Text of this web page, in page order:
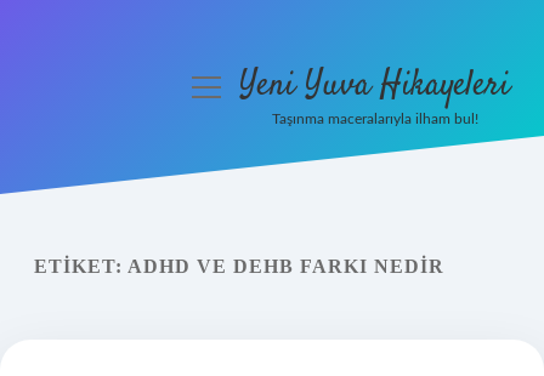
Yasal Uyarı
menüyüYeni Yuva Hikayeleri
Taşınma maceralarıyla ilham bul!
ETIKET: ADHD VE DEHB FARKI NEDIR